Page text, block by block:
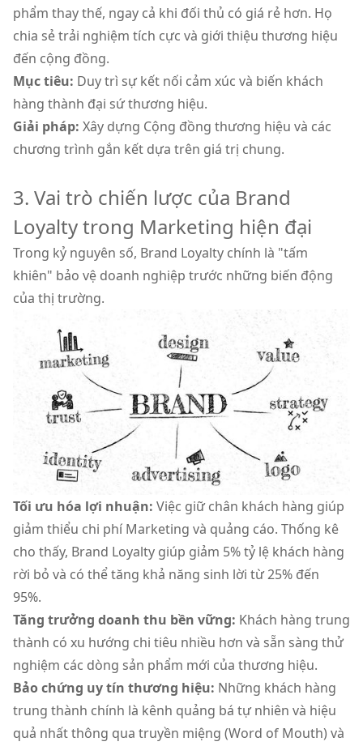
phẩm thay thế, ngay cả khi đối thủ có giá rẻ hơn. Họ
chia sẻ trải nghiệm tích cực và giới thiệu thương hiệu
đến cộng đồng.
Mục tiêu: Duy trì sự kết nối cảm xúc và biến khách
hàng thành đại sứ thương hiệu.
Giải pháp: Xây dựng Cộng đồng thương hiệu và các
chương trình gắn kết dựa trên giá trị chung.
3. Vai trò chiến lược của Brand
Loyalty trong Marketing hiện đại
Trong kỷ nguyên số, Brand Loyalty chính là "tấm
khiên" bảo vệ doanh nghiệp trước những biến động
của thị trường.
Tối ưu hóa lợi nhuận: Việc giữ chân khách hàng giúp
giảm thiểu chi phí Marketing và quảng cáo. Thống kê
cho thấy, Brand Loyalty giúp giảm 5% tỷ lệ khách hàng
rời bỏ và có thể tăng khả năng sinh lời từ 25% đến
95%.
Tăng trưởng doanh thu bền vững: Khách hàng trung
thành có xu hướng chi tiêu nhiều hơn và sẵn sàng thử
nghiệm các dòng sản phẩm mới của thương hiệu.
Bảo chứng uy tín thương hiệu: Những khách hàng
trung thành chính là kênh quảng bá tự nhiên và hiệu
quả nhất thông qua truyền miệng (Word of Mouth) và